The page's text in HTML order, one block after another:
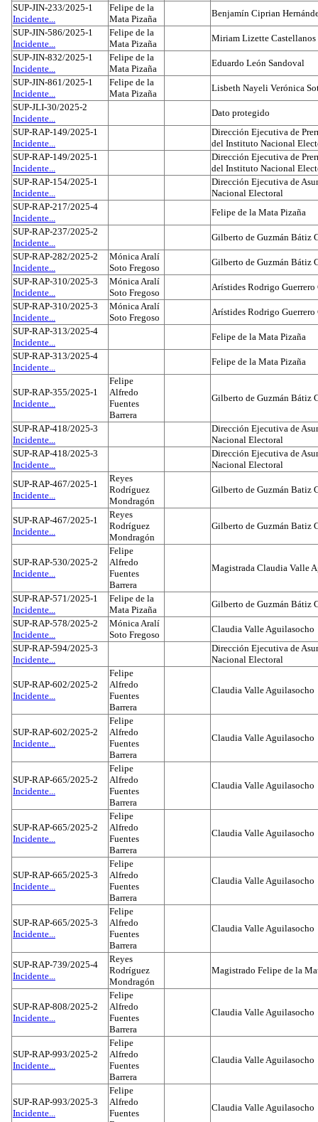
SUP-JIN-233/2025-1
Incidente...
Felipe de la
Mata Pizaña
Benjamín Ciprian
SUP-JIN-586/2025-1
Incidente...
Felipe de la
Mata Pizaña
Miriam Lizette Castellanos
SUP-JIN-832/2025-1
Incidente...
Felipe de la
Mata Pizaña
Eduardo León Sandoval
SUP-JIN-861/2025-1
Incidente...
Felipe de la
Mata Pizaña
Lisbeth Nayeli Verónica
SUP-JLI-30/2025-2
Incidente...
Dato protegido
SUP-RAP-149/2025-1
Incidente...
Dirección Ejecutiva de
del Instituto Nacional
SUP-RAP-149/2025-1
Incidente...
Dirección Ejecutiva de
del Instituto Nacional
SUP-RAP-154/2025-1
Incidente...
Dirección Ejecutiva de
Nacional Electoral
SUP-RAP-217/2025-4
Incidente...
Felipe de la Mata Pizaña
SUP-RAP-237/2025-2
Incidente...
Gilberto de Guzmán Bátiz
SUP-RAP-282/2025-2
Incidente...
Mónica Aralí
Soto Fregoso
Gilberto de Guzmán Bátiz
SUP-RAP-310/2025-3
Incidente...
Mónica Aralí
Soto Fregoso
Arístides Rodrigo Guerrero
SUP-RAP-310/2025-3
Incidente...
Mónica Aralí
Soto Fregoso
Arístides Rodrigo Guerrero
SUP-RAP-313/2025-4
Incidente...
Felipe de la Mata Pizaña
SUP-RAP-313/2025-4
Incidente...
Felipe de la Mata Pizaña
SUP-RAP-355/2025-1
Incidente...
Felipe
Alfredo
Fuentes
Barrera
Gilberto de Guzmán Bátiz
SUP-RAP-418/2025-3
Incidente...
Dirección Ejecutiva de
Nacional Electoral
SUP-RAP-418/2025-3
Incidente...
Dirección Ejecutiva de
Nacional Electoral
SUP-RAP-467/2025-1
Incidente...
Reyes
Rodríguez
Mondragón
Gilberto de Guzmán Batiz
SUP-RAP-467/2025-1
Incidente...
Reyes
Rodríguez
Mondragón
Gilberto de Guzmán Batiz
SUP-RAP-530/2025-2
Incidente...
Felipe
Alfredo
Fuentes
Barrera
Magistrada Claudia Valle
SUP-RAP-571/2025-1
Incidente...
Felipe de la
Mata Pizaña
Gilberto de Guzmán Bátiz
SUP-RAP-578/2025-2
Incidente...
Mónica Aralí
Soto Fregoso
Claudia Valle Aguilasocho
SUP-RAP-594/2025-3
Incidente...
Dirección Ejecutiva de
Nacional Electoral
SUP-RAP-602/2025-2
Incidente...
Felipe
Alfredo
Fuentes
Barrera
Claudia Valle Aguilasocho
SUP-RAP-602/2025-2
Incidente...
Felipe
Alfredo
Fuentes
Barrera
Claudia Valle Aguilasocho
SUP-RAP-665/2025-2
Incidente...
Felipe
Alfredo
Fuentes
Barrera
Claudia Valle Aguilasocho
SUP-RAP-665/2025-2
Incidente...
Felipe
Alfredo
Fuentes
Barrera
Claudia Valle Aguilasocho
SUP-RAP-665/2025-3
Incidente...
Felipe
Alfredo
Fuentes
Barrera
Claudia Valle Aguilasocho
SUP-RAP-665/2025-3
Incidente...
Felipe
Alfredo
Fuentes
Barrera
Claudia Valle Aguilasocho
SUP-RAP-739/2025-4
Incidente...
Reyes
Rodríguez
Mondragón
Magistrado Felipe de la
SUP-RAP-808/2025-2
Incidente...
Felipe
Alfredo
Fuentes
Barrera
Claudia Valle Aguilasocho
SUP-RAP-993/2025-2
Incidente...
Felipe
Alfredo
Fuentes
Barrera
Claudia Valle Aguilasocho
SUP-RAP-993/2025-3
Incidente...
Felipe
Alfredo
Fuentes
Claudia Valle Aguilasocho